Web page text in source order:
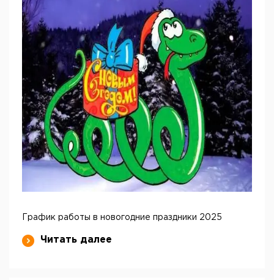
График работы в новогодние праздники 2025
Читать далее